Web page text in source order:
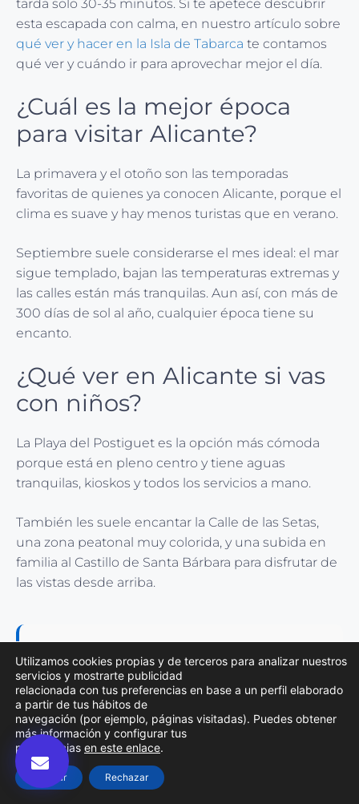
tarda solo 30-35 minutos. Si te apetece descubrir
esta escapada con calma, en nuestro artículo sobre
qué ver y hacer en la Isla de Tabarca te contamos
qué ver y cuándo ir para aprovechar mejor el día.
¿Cuál es la mejor época
para visitar Alicante?
La primavera y el otoño son las temporadas
favoritas de quienes ya conocen Alicante, porque el
clima es suave y hay menos turistas que en verano.
Septiembre suele considerarse el mes ideal: el mar
sigue templado, bajan las temperaturas extremas y
las calles están más tranquilas. Aun así, con más de
300 días de sol al año, cualquier época tiene su
encanto.
¿Qué ver en Alicante si vas
con niños?
La Playa del Postiguet es la opción más cómoda
porque está en pleno centro y tiene aguas
tranquilas, kioskos y todos los servicios a mano.
También les suele encantar la Calle de las Setas,
una zona peatonal muy colorida, y una subida en
familia al Castillo de Santa Bárbara para disfrutar de
las vistas desde arriba.
➜ Museo de Bellas Artes Gravina
alicante
➜ Museo arqueológico y de historia
de Elche «Alejandro Ramos Folqués»
(MAHE)
Utilizamos cookies propias y de terceros para analizar nuestros
servicios y mostrarte publicidad
relacionada con tus preferencias en base a un perfil elaborado
a partir de tus hábitos de
navegación (por ejemplo, páginas visitadas). Puedes obtener
más información y configurar tus
preferencias en este enlace.
Aceptar Rechazar